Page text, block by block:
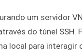
um servidor
do túnel
local para